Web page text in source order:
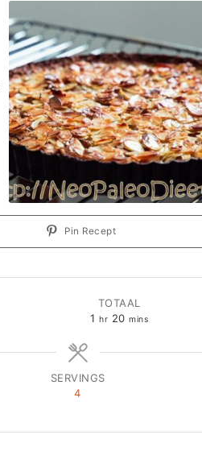
Pin Recept
TOTAAL
1 hour
hr 20minutes
mins
SERVINGS
4